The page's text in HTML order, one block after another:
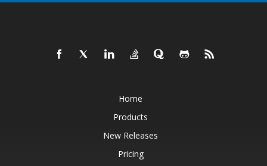
Home
Products
New Releases
Pricing